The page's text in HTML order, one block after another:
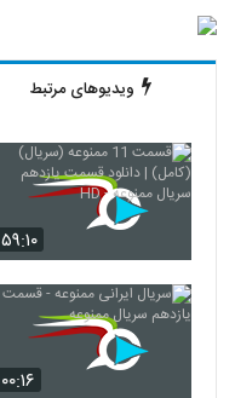
ویدیوهای مرتبط
۵۹:۱۰
۰۰:۱۶